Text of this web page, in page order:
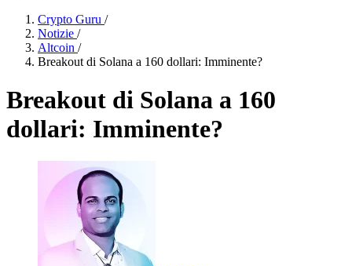
Crypto Guru /
Notizie /
Altcoin /
Breakout di Solana a 160 dollari: Imminente?
Breakout di Solana a 160
dollari: Imminente?